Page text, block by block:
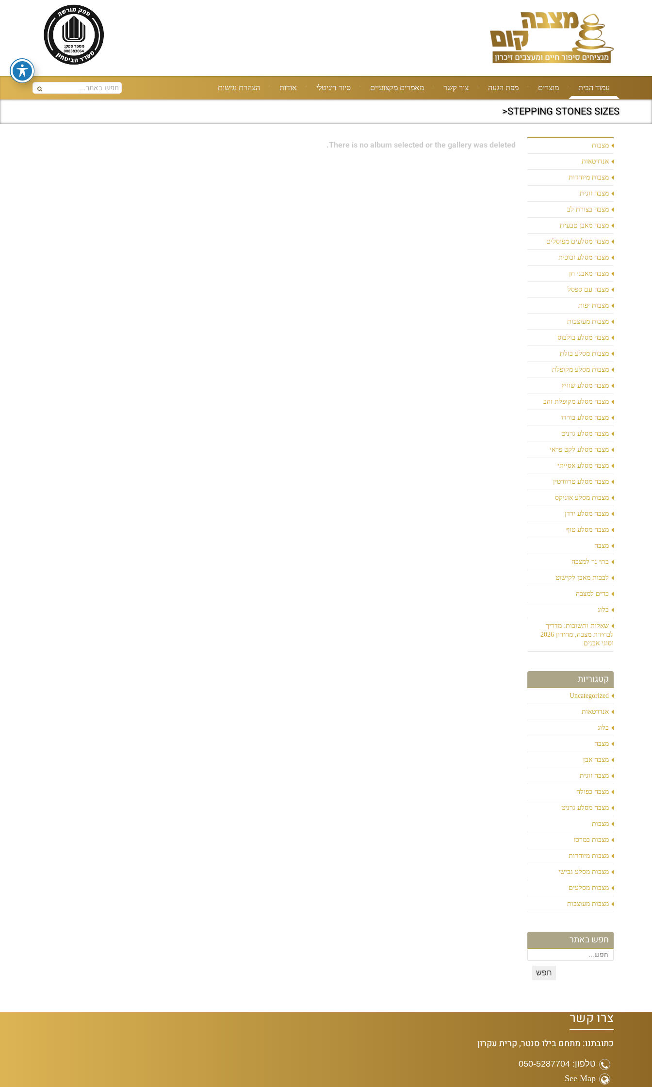
עמוד הבית מוצרים מפת הגעה צור קשר מאמרים מקצועיים סיור דיגיטלי אודות הצהרת נגישות
STEPPING STONES SIZES<
מצבות
אנדרטאות
מצבות מיוחדות
מצבה זוגית
מצבה בצורת לב
מצבה מאבן טבעית
מצבה מסלעים מפוסלים
מצבה מסלע זכוכית
מצבה מאבני חן
מצבה עם ספסל
מצבות יפות
מצבות מעוצבות
מצבה מסלע בולבוס
מצבות מסלע בזלת
מצבות מסלע מקופלת
מצבה מסלע שוויץ
מצבה מסלע מקופלת זהב
מצבה מסלע בורדו
מצבה מסלע גרניט
מצבה מסלע לקט פראי
מצבה מסלע אסייתי
מצבה מסלע טרוורטין
מצבות מסלע אוניקס
מצבה מסלע ירדן
מצבה מסלע טוף
מצבה
בתי נר למצבה
לבבות מאבן לקישוט
כדים למצבה
בלוג
שאלות ותשובות: מדריך
לבחירת מצבה, מחירון 2026
וסוגי אבנים
קטגוריות
Uncategorized
אנדרטאות
בלוג
מצבה
מצבה אבן
מצבה זוגית
מצבה כפולה
מצבה מסלע גרניט
מצבות
מצבות במרכז
מצבות מיוחדות
מצבות מסלע גבישי
מצבות מסלעים
מצבות מעוצבות
חפש באתר
There is no album selected or the gallery was deleted.
צרו קשר
כתובתנו: מתחם בילו סנטר, קרית עקרון
טלפון: 050-5287704
See Map